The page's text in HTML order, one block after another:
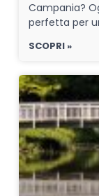
Campania?
perfetta per
SCOPRI »